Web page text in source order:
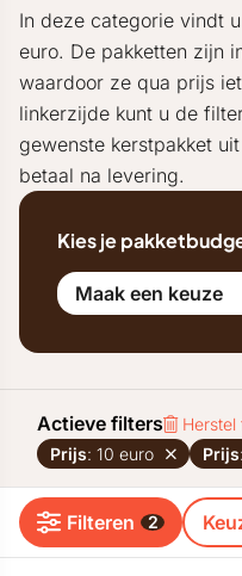
In deze categorie vindt
euro. De pakketten zijn
waardoor ze qua prijs
linkerzijde kunt u de
gewenste kerstpakket
betaal na levering.
Kies je
Maak een keuze
Actieve filters
Herstel
Prijs: 10 euro Prijs
Filteren 2